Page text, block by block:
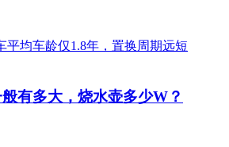
有多大，烧水壶多少W？